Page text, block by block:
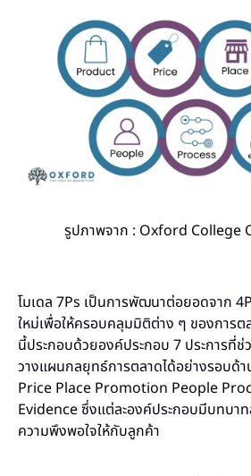
รูปภาพจาก : Oxford College
โมเดล 7Ps เป็นการพัฒนาต่อยอดจาก
ใหม่เพื่อให้ครอบคลุมมิติต่าง ๆ ของการต
นี้ประกอบด้วยองค์ประกอบ 7 ประการที่ช่
วางแผนกลยุทธ์การตลาดได้อย่างรอบด้
Price Place Promotion People
Evidence ซึ่งแต่ละองค์ประกอบมีบทบา
ความพึงพอใจให้กับลูกค้า